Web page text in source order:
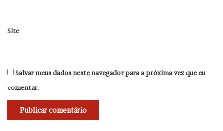
Site
Salvar meus dados neste navegador para a próxima vez que eu
comentar.